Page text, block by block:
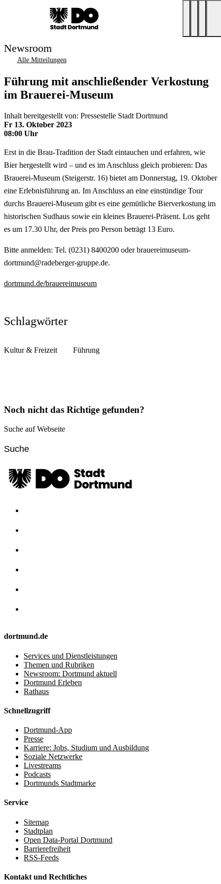
Newsroom
Alle Mitteilungen
Führung mit anschließender Verkostung
im Brauerei-Museum
Inhalt bereitgestellt von: Pressestelle Stadt Dortmund
Fr 13. Oktober 2023
08:00 Uhr
Erst in die Brau-Tradition der Stadt eintauchen und erfahren, wie
Bier hergestellt wird – und es im Anschluss gleich probieren: Das
Brauerei-Museum (Steigerstr. 16) bietet am Donnerstag, 19. Oktober
eine Erlebnisführung an. Im Anschluss an eine einstündige Tour
durchs Brauerei-Museum gibt es eine gemütliche Bierverkostung im
historischen Sudhaus sowie ein kleines Brauerei-Präsent. Los geht
es um 17.30 Uhr, der Preis pro Person beträgt 13 Euro.
Bitte anmelden: Tel. (0231) 8400200 oder brauereimuseum-
dortmund@radeberger-gruppe.de.
dortmund.de/brauereimuseum
Schlagwörter
Kultur & Freizeit Führung
Noch nicht das Richtige gefunden?
Suche auf Webseite
dortmund.de
Services und Dienstleistungen
Themen und Rubriken
Newsroom: Dortmund aktuell
Dortmund Erleben
Rathaus
Schnellzugriff
Dortmund-App
Presse
Karriere: Jobs, Studium und Ausbildung
Soziale Netzwerke
Livestreams
Podcasts
Dortmunds Stadtmarke
Service
Sitemap
Stadtplan
Open Data-Portal Dortmund
Barrierefreiheit
RSS-Feeds
Kontakt und Rechtliches